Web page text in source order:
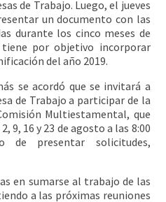
de Trabajo. Luego, el jueves
un documento con las
durante los cinco meses de
por objetivo incorporar
del año 2019.
se acordó que se invitará a
de Trabajo a participar de la
Multiestamental, que
9, 16 y 23 de agosto a las 8:00
de presentar solicitudes,
en sumarse al trabajo de las
a las próximas reuniones